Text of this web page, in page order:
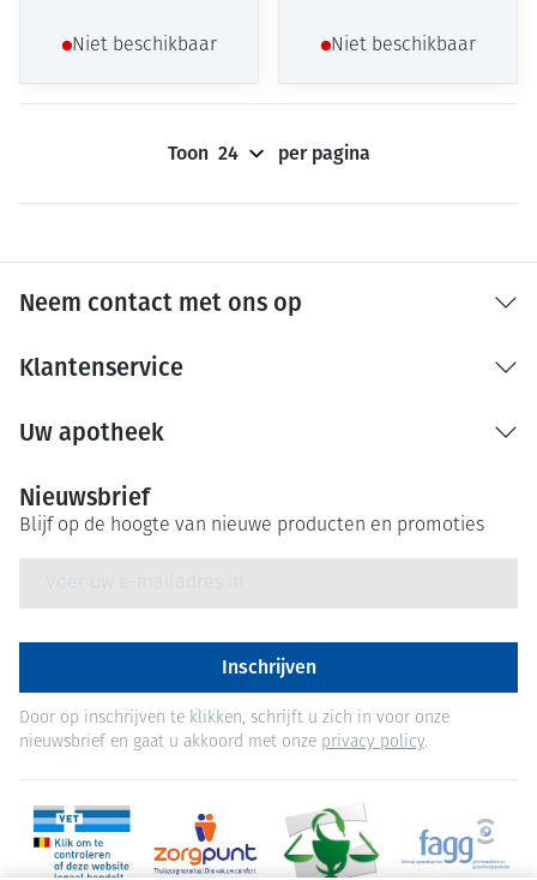
Niet beschikbaar Niet beschikbaar
Toon per pagina
Neem contact met ons op
Klantenservice
Uw apotheek
Nieuwsbrief
Blijf op de hoogte van nieuwe producten en promoties
Inschrijven
Door op inschrijven te klikken, schrijft u zich in voor onze
nieuwsbrief en gaat u akkoord met onze privacy policy.